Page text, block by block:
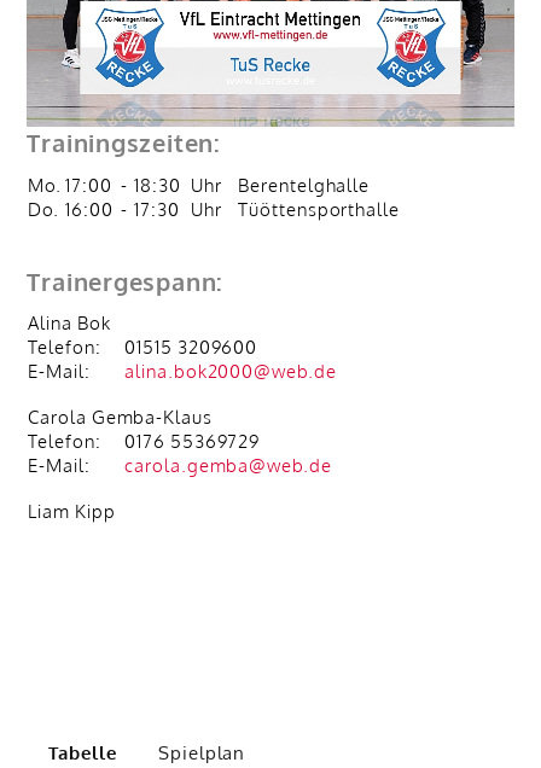
Trainingszeiten:
Mo. 17:00 - 18:30 Uhr
Berentelghalle
Do.
16:00 - 17:30 Uhr Tüöttensporthalle
Trainergespann:
Alina Bok
Telefon:
01515 3209600
E-Mail:
alina.bok2000@web.de
Carola Gemba-Klaus
Telefon:
0176 55369729
E-Mail:
carola.gemba@web.de
Liam Kipp
Tabelle Spielplan